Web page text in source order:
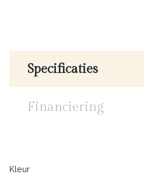
Specificaties
Financiering
Kleur